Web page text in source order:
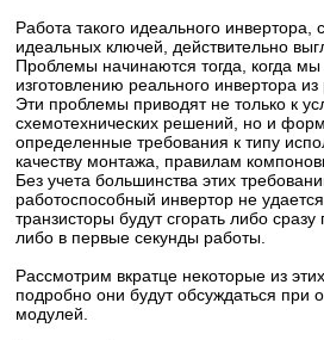
Работа такого идеального инвертора,
идеальных ключей, действительно
Проблемы начинаются тогда, когда мы
изготовлению реального инвертора
Эти проблемы приводят не только к
схемотехнических решений, но и
определенные требования к типу
качеству монтажа, правилам
Без учета большинства этих
работоспособный инвертор не
транзисторы будут сгорать либо
либо в первые секунды работы.
Рассмотрим вкратце некоторые из
подробно они будут обсуждаться при
модулей.